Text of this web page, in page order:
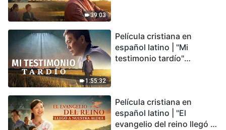
39:03
1:55:32
Película cristiana en
español latino | "Mi
testimonio tardío"
conmovedor
Película cristiana en
español latino | "El
evangelio del reino llegó a